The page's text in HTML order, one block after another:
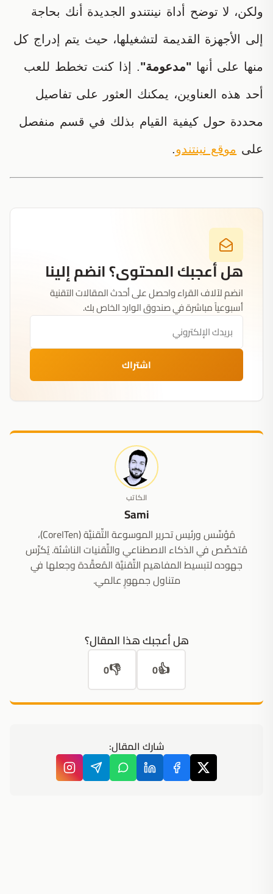
ولكن، لا توضح أداة نينتندو الجديدة أنك بحاجة
إلى الأجهزة القديمة لتشغيلها، حيث يتم إدراج كل
منها على أنها"مدعومة". إذا كنت تخطط للعب
أحد هذه العناوين، يمكنك العثور على تفاصيل
محددة حول كيفية القيام بذلك في قسم منفصل
على موقع نينتندو.
هل أعجبك المحتوى؟ انضم إلينا
انضم لآلاف القراء واحصل على أحدث المقالات التقنية
أسبوعياً مباشرة في صندوق الوارد الخاص بك.
اشتراك
الكاتب
Sami
مُؤسِّس ورئيس تحرير الموسوعة التِّقنيَّة (CoreITen)،
مُتخصِّص في الذكاء الاصطناعي والتِّقنيات الناشئة. يُكرِّس
جهوده لتبسيط المفاهيم التِّقنيَّة المُعقَّدة وجعلها في
متناول جمهورٍ عالمي.
هل أعجبك هذا المقال؟
👍
0
👎
0
شارك المقال: